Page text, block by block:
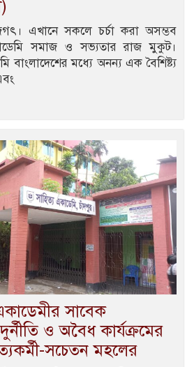
এখানে সকলে চর্চা করা অসম্ভব
সমাজ ও সভ্যতার রাজ মুকুট।
বাংলাদেশের মধ্যে অনন্য এক বৈশিষ্ট্য
সাবেক
ও অবৈধ কার্যক্রমের
সচেতন মহলের